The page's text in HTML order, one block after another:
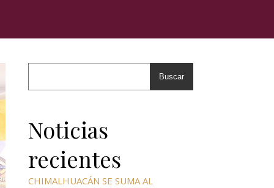
Buscar
Noticias
recientes
CHIMALHUACÁN SE SUMA AL